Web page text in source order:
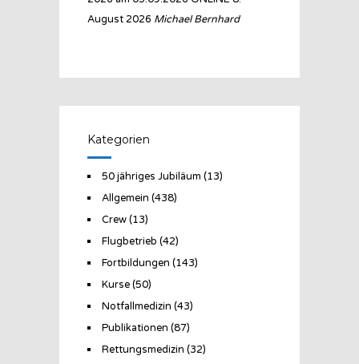
August 2026 Michael Bernhard
Kategorien
50 jähriges Jubiläum (13)
Allgemein (438)
Crew(13)
Flugbetrieb (42)
Fortbildungen (143)
Kurse(50)
Notfallmedizin (43)
Publikationen (87)
Rettungsmedizin (32)